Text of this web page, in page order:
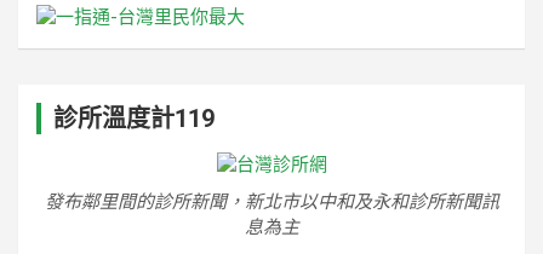
診所溫度計119
發布鄰里間的診所新聞，新北市以中和及永和診所新聞訊
息為主